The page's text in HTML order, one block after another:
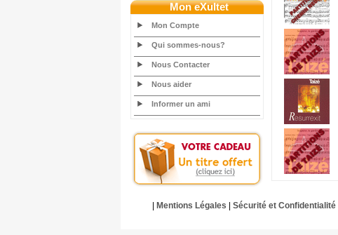
Mon eXultet
Mon Compte
Qui sommes-nous?
Nous Contacter
Nous aider
Informer un ami
Mentions Légales Sécurité et Confidentialité|